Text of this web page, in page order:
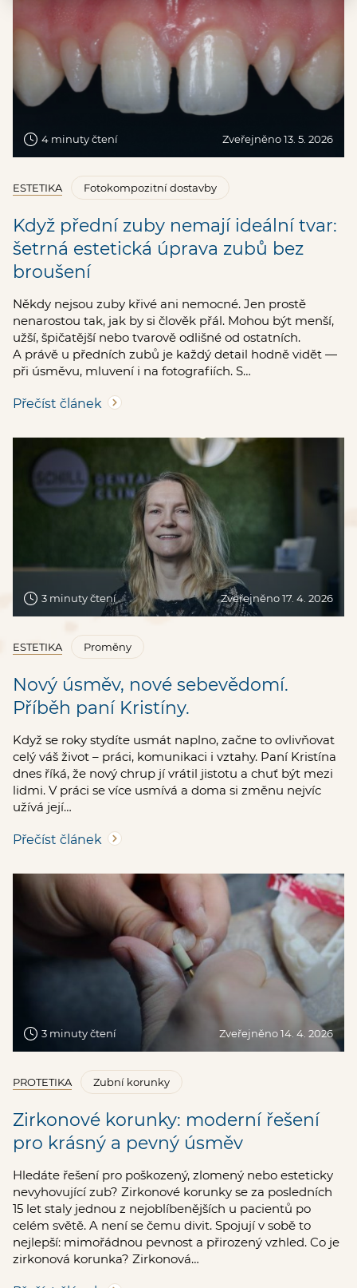
4 minuty čtení Zveřejněno 13. 5. 2026
ESTETIKA Fotokompozitní dostavby
Když přední zuby nemají ideální tvar:
šetrná estetická úprava zubů bez
broušení
Někdy nejsou zuby křivé ani nemocné. Jen prostě
nenarostou tak, jak by si člověk přál. Mohou být menší,
užší, špičatější nebo tvarově odlišné od ostatních.
A právě u předních zubů je každý detail hodně vidět —
při úsměvu, mluvení i na fotografiích. S…
Přečíst článek
3 minuty čtení Zveřejněno 17. 4. 2026
ESTETIKA Proměny
Nový úsměv, nové sebevědomí.
Příběh paní Kristíny.
Když se roky stydíte usmát naplno, začne to ovlivňovat
celý váš život – práci, komunikaci i vztahy. Paní Kristína
dnes říká, že nový chrup jí vrátil jistotu a chuť být mezi
lidmi. V práci se více usmívá a doma si změnu nejvíc
užívá její…
Přečíst článek
3 minuty čtení Zveřejněno 14. 4. 2026
PROTETIKA Zubní korunky
Zirkonové korunky: moderní řešení
pro krásný a pevný úsměv
Hledáte řešení pro poškozený, zlomený nebo esteticky
nevyhovující zub? Zirkonové korunky se za posledních
15 let staly jednou z nejoblíbenějších u pacientů po
celém světě. A není se čemu divit. Spojují v sobě to
nejlepší: mimořádnou pevnost a přirozený vzhled. Co je
zirkonová korunka? Zirkonová…